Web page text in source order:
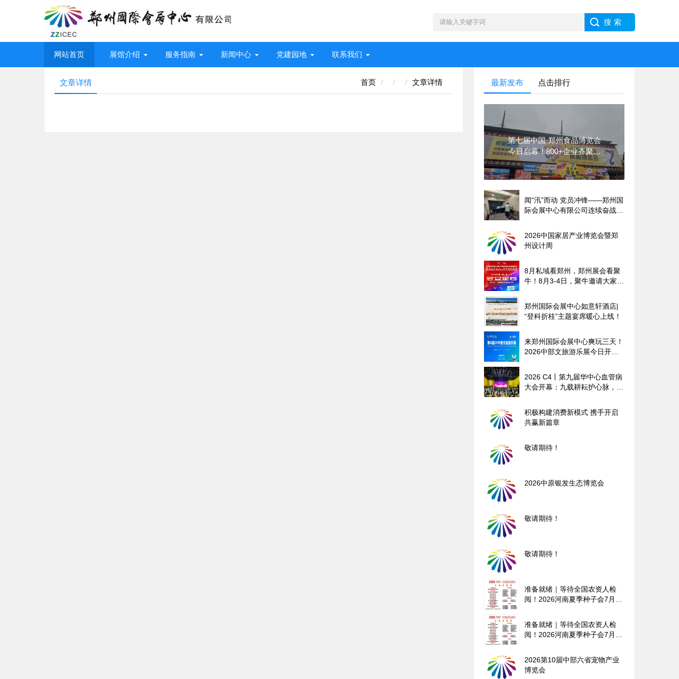
网站首页 展馆介绍 服务指南 新闻中心 党建园地 联系我们
首页 文章详情
文章详情 最新发布 点击排行
第七届中国·郑州食品博览会
今日启幕！800+企业齐聚郑
州，共探食品产业增长新路径
闻“汛”而动 党员冲锋——郑州国
际会展中心有限公司连续奋战应
2026中国家居产业博览会暨郑
州设计周
8月私域看郑州，郑州展会看聚
牛！8月3-4日，聚牛邀请大家共
郑州国际会展中心如意轩酒店|
“登科折桂”主题宴席暖心上线！
来郑州国际会展中心爽玩三天！
2026中部文旅游乐展今日开
2026 C4丨第九届华中心血管病
大会开幕：九载耕耘护心脉，融
积极构建消费新模式 携手开启
共赢新篇章
敬请期待！
2026中原银发生态博览会
敬请期待！
敬请期待！
准备就绪｜等待全国农资人检
阅！2026河南夏季种子会7月3
准备就绪｜等待全国农资人检
阅！2026河南夏季种子会7月3
2026第10届中部六省宠物产业
博览会